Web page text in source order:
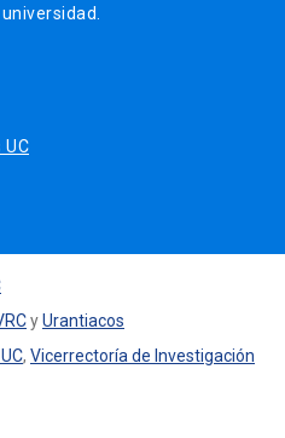
UC
yUrantiacos
, Vicerrectoría de Investigación